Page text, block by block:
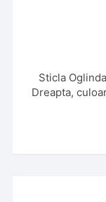
Sticla
Dreapta,